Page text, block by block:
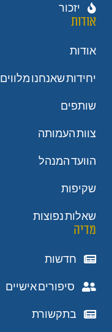
יזכור
אודות
אודות
יחידות שאנחנו מלווים
שותפים
צוות העמותה
הוועד המנהל
שקיפות
שאלות נפוצות
מדיה
חדשות
סיפורים אישיים
בתקשורת